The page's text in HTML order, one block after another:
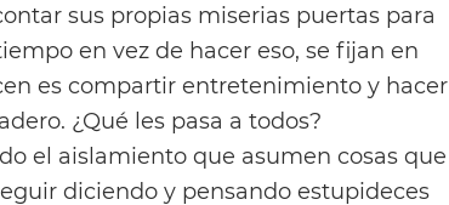
sus propias miserias puertas para
en vez de hacer eso, se fijan en
es compartir entretenimiento y hacer
¿Qué les pasa a todos?
el aislamiento que asumen cosas que
diciendo y pensando estupideces